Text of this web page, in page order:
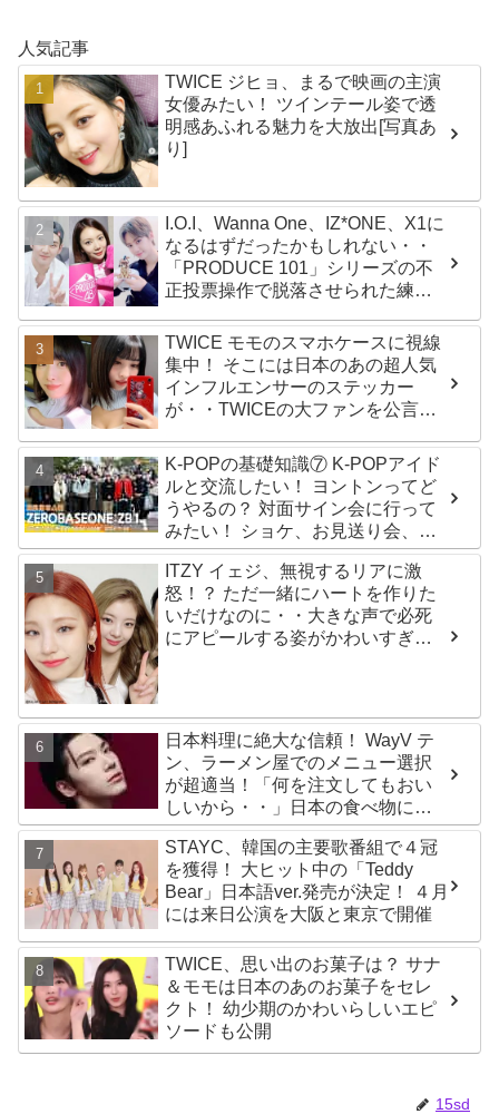
人気記事
TWICE ジヒョ、まるで映画の主演
女優みたい！ ツインテール姿で透
明感あふれる魅力を大放出[写真あ
り]
I.O.I、Wanna One、IZ*ONE、X1に
なるはずだったかもしれない・・
「PRODUCE 101」シリーズの不
正投票操作で脱落させられた練習
TWICE モモのスマホケースに視線
集中！ そこには日本のあの超人気
インフルエンサーのステッカー
が・・TWICEの大ファンを公言す
「成功したファン」だと話題沸騰
K-POPの基礎知識⑦ K-POPアイド
ルと交流したい！ ヨントンってど
うやるの？ 対面サイン会に行って
みたい！ ショケ、お見送り会、握
手会・・・リリースイベントあれ
これを紹介
ITZY イェジ、無視するリアに激
怒！？ ただ一緒にハートを作りた
いだけなのに・・大きな声で必死
にアピールする姿がかわいすぎる
日本料理に絶大な信頼！ WayV テ
ン、ラーメン屋でのメニュー選択
が超適当！「何を注文してもおい
しいから・・」日本の食べ物に関
する持論を明かす
STAYC、韓国の主要歌番組で４冠
を獲得！ 大ヒット中の「Teddy
Bear」日本語ver.発売が決定！ ４月
には来日公演を大阪と東京で開催
TWICE、思い出のお菓子は？ サナ
＆モモは日本のあのお菓子をセレ
クト！ 幼少期のかわいらしいエピ
ソードも公開
15sd